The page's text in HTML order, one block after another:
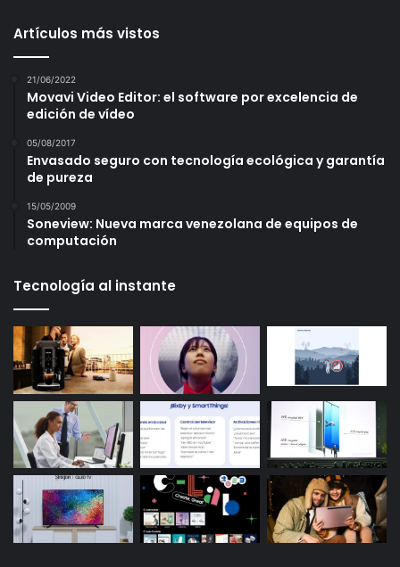
Artículos más vistos
21/06/2022
Movavi Video Editor: el software por excelencia de
edición de vídeo
05/08/2017
Envasado seguro con tecnología ecológica y garantía
de pureza
15/05/2009
Soneview: Nueva marca venezolana de equipos de
computación
Tecnología al instante